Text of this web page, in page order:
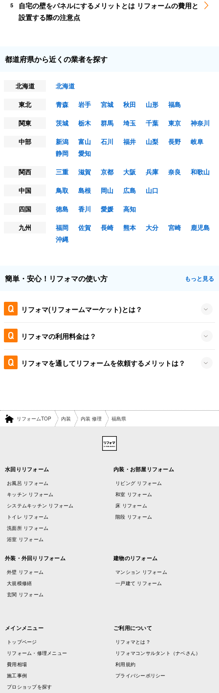
5
自宅の壁をパネルにするメリットとは リフォームの費用と
設置する際の注意点
都道府県から近くの業者を探す
北海道
北海道
東北
青森 岩手 宮城 秋田 山形
福島
関東
茨城 栃木 群馬 埼玉 千葉 東京
神奈川
中部
新潟 富山 石川 福井 山梨 長野
岐阜
静岡
愛知
関西
三重 滋賀 京都 大阪 兵庫 奈良
和歌山
中国
鳥取 島根 岡山 広島
山口
四国
徳島 香川 愛媛
高知
九州
福岡 佐賀 長崎 熊本 大分 宮崎
鹿児島
沖縄
簡単・安心！リフォマの使い方 もっと見る
リフォマ(リフォームマーケット)とは？
リフォマの利用料金は？
リフォマを通してリフォームを依頼するメリットは？
リフォームTOP 内装 内装 修理 福島県
水回りリフォーム
お風呂 リフォーム
キッチン リフォーム
システムキッチン リフォーム
トイレ リフォーム
洗面所 リフォーム
浴室 リフォーム
内装・お部屋リフォーム
リビング リフォーム
和室 リフォーム
床 リフォーム
階段 リフォーム
外装・外回りリフォーム
外壁 リフォーム
大規模修繕
玄関 リフォーム
建物のリフォーム
マンション リフォーム
一戸建て リフォーム
メインメニュー
トップページ
リフォーム・修理メニュー
費用相場
施工事例
プロショップを探す
ご利用について
リフォマとは？
リフォマコンサルタント（ナベさん）
利用規約
プライバシーポリシー